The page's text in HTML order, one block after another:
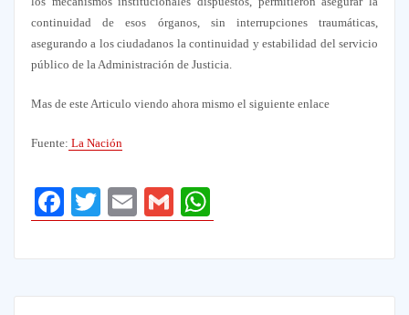
continuidad de esos órganos, sin interrupciones traumáticas,
asegurando a los ciudadanos la continuidad y estabilidad del servicio
público de la Administración de Justicia.
Mas de este Articulo viendo ahora mismo el siguiente enlace
Fuente: La Nación
Facebook
Twitter
Email
GmailWhatsApp